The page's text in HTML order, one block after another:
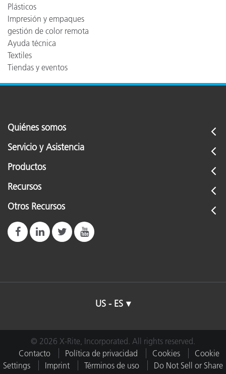
Plásticos
Impresión y empaques
gestión de color remota
Ayuda técnica
Textiles
Tiendas y eventos
Quiénes somos
Servicio y Asistencia
Productos
Recursos
Otros Recursos
US - ES
© 2026 X-Rite, Incorporated. All rights reserved.
Contacto
Política de privacidad Cookies
Cookie
Settings
Imprint Términos de uso
Do Not Sell or Share